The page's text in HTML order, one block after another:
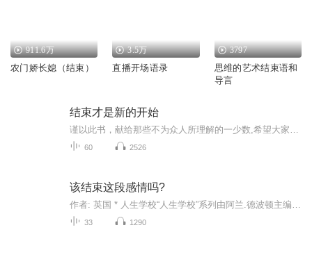
911.6万
农门娇长媳（结束）
3.5万
直播开场语录
3797
思维的艺术结束语和
导言
结束才是新的开始
60 2526
该结束这段感情吗?
33 1290